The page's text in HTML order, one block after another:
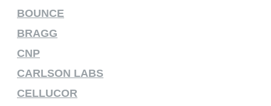
BOUNCE
BRAGG
CNP
CARLSON LABS
CELLUCOR